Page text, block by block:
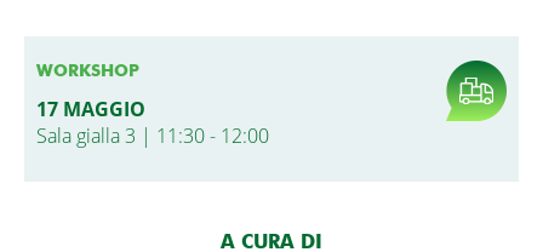
WORKSHOP
17 MAGGIO
Sala gialla 3 | 11:30 - 12:00
A CURA DI